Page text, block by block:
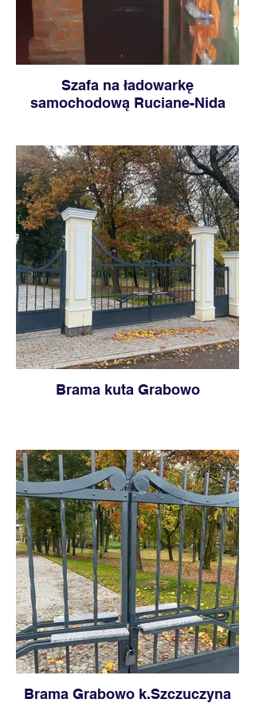
Szafa na ładowarkę
samochodową Ruciane-Nida
Brama kuta Grabowo
Brama Grabowo k.Szczuczyna